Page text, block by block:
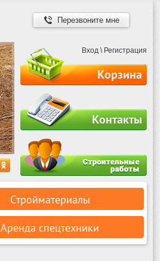
Перезвоните мне
Корзина
Контакты
Вход \ Регистрация
Стройматериалы
Аренда спецтехники